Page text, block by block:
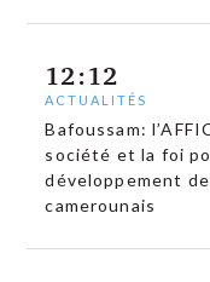
12:12
ACTUALITÉS
Bafoussam:
société et la foi
développement
camerounais